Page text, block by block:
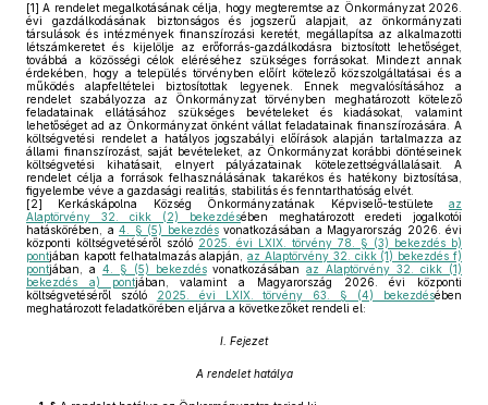
[1] A rendelet megalkotásának célja, hogy megteremtse az Önkormányzat 2026.
évi gazdálkodásának biztonságos és jogszerű alapjait, az önkormányzati
társulások és intézmények finanszírozási keretét, megállapítsa az alkalmazotti
létszámkeretet és kijelölje az erőforrás-gazdálkodásra biztosított lehetőséget,
továbbá a közösségi célok eléréséhez szükséges forrásokat. Mindezt annak
érdekében, hogy a település törvényben előírt kötelező közszolgáltatásai és a
működés alapfeltételei biztosítottak legyenek. Ennek megvalósításához a
rendelet szabályozza az Önkormányzat törvényben meghatározott kötelező
feladatainak ellátásához szükséges bevételeket és kiadásokat, valamint
lehetőséget ad az Önkormányzat önként vállat feladatainak finanszírozására. A
költségvetési rendelet a hatályos jogszabályi előírások alapján tartalmazza az
állami finanszírozást, saját bevételeket, az Önkormányzat korábbi döntéseinek
költségvetési kihatásait, elnyert pályázatainak kötelezettségvállalásait. A
rendelet célja a források felhasználásának takarékos és hatékony biztosítása,
figyelembe véve a gazdasági realitás, stabilitás és fenntarthatóság elvét.
[2] Kerkáskápolna Község Önkormányzatának Képviselő-testülete az
Alaptörvény 32. cikk (2) bekezdésében meghatározott eredeti jogalkotói
hatáskörében, a 4. § (5) bekezdésvonatkozásában a Magyarország 2026. évi
központi költségvetéséről szóló 2025. évi LXIX. törvény 78. § (3) bekezdés b)
pontjában kapott felhatalmazás alapján,az Alaptörvény 32. cikk (1) bekezdés f)
pontjában, a 4. § (5) bekezdésvonatkozásábanaz Alaptörvény 32. cikk (1)
bekezdés a) pontjában, valamint a Magyarország 2026. évi központi
költségvetéséről szóló
2025. évi LXIX. törvény 63. § (4) bekezdésében
meghatározott feladatkörében eljárva a következőket rendeli el:
I. Fejezet
A rendelet hatálya